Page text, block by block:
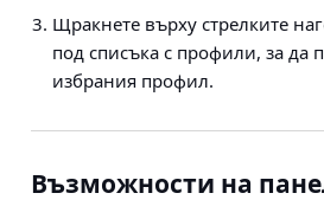
Щракнете върху стрелките
под списъка с профили, за да
избрания профил.
Възможности на